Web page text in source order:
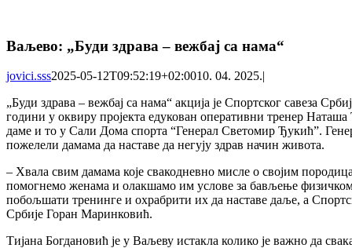
Ваљево: „Буди здрава – вежбај са нама“
jovici.sss2025-05-12T09:52:19+02:0010. 04. 2025.|
„Буди здрава – вежбај са нама“ акција је Спортског савеза
години у оквиру пројекта едукован оперативни тренер
даме и то у Сали Дома спорта “Генерал Светомир Ђукић”.
пожелели дамама да наставе да негују здрав начин живота.
– Хвала свим дамама које свакодневно мисле о својим
помогнемо женама и олакшамо им услове за бављење
побољшати тренинге и охрабрити их да наставе даље, а
Србије Горан Маринковић.
Тијана Богдановић је у Ваљеву истакла колико је важно да